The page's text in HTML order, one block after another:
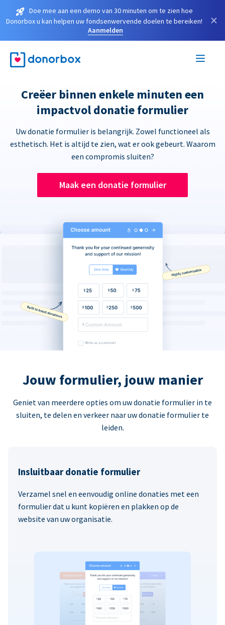
Doe mee aan een demo van 30 minuten om te zien hoe
Donorbox u kan helpen uw fondsenwervende doelen te bereiken!
Aanmelden
×
Creëer binnen enkele minuten een
impactvol donatie formulier
Uw donatie formulier is belangrijk. Zowel functioneel als
esthetisch. Het is altijd te zien, wat er ook gebeurt. Waarom
een compromis sluiten?
Maak een donatie formulier
Jouw formulier, jouw manier
Geniet van meerdere opties om uw donatie formulier in te
sluiten, te delen en verkeer naar uw donatie formulier te
leiden.
Insluitbaar donatie formulier
Verzamel snel en eenvoudig online donaties met een
formulier dat u kunt kopiëren en plakken op de
website van uw organisatie.